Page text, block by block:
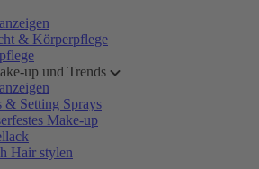
& Körperpflege
up und Trends
& Setting Sprays
Make-up
Hair stylen